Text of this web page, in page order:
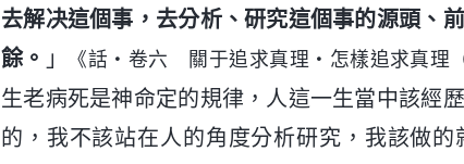
去解决這個事，去分析、研究這個事的源頭、
餘。 」 《話・卷六 關于追求真理・怎樣追求真理
生老病死是神命定的規律，人這一生當中該經
的，我不該站在人的角度分析研究，我該做